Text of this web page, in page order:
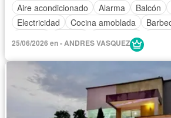
Aire acondicionado
Alarma Balcón
Electricidad
Cocina amoblada
Gas natural
25/06/2026 en - ANDRES VASQUEZ